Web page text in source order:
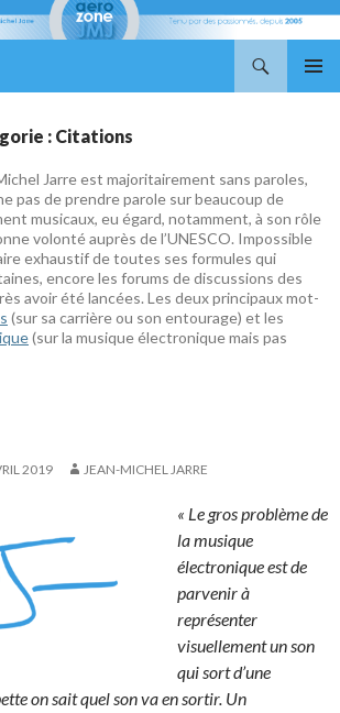
: Citations
Jarre est majoritairement sans paroles,
pas de prendre parole sur beaucoup de
musicaux, eu égard, notamment, à son rôle
volonté auprès de l’UNESCO. Impossible
exhaustif de toutes ses formules qui
encore les forums de discussions des
avoir été lancées. Les deux principaux mot-
(sur sa carrière ou son entourage) et les
(sur la musique électronique mais pas
2019 JEAN-MICHEL JARRE
« Le gros problème de
la musique
électronique est de
parvenir à
représenter
visuellement un son
qui sort d’une
on sait quel son va en sortir. Un